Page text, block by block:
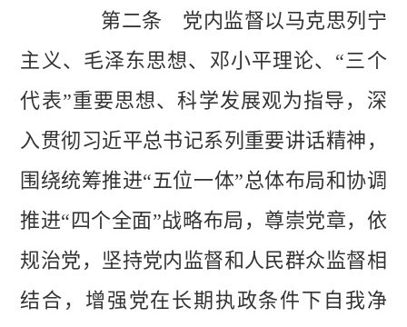
第二条 党内监督以马克思列宁
主义、毛泽东思想、邓小平理论、“三个
代表”重要思想、科学发展观为指导，深
入贯彻习近平总书记系列重要讲话精神，
围绕统筹推进“五位一体”总体布局和协调
推进“四个全面”战略布局，尊崇党章，依
规治党，坚持党内监督和人民群众监督相
结合，增强党在长期执政条件下自我净